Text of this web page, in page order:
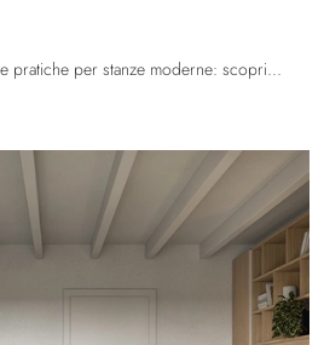
Librerie divisorie veramente pratiche per stanze moderne: scopri di più sul modello Infinity N128 della marca Colombini Casa!